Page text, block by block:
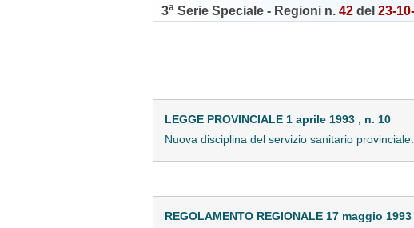
3a Serie Speciale - Regioni n. 42 del 23-
LEGGE PROVINCIALE 1 aprile 1993 , n. 10
Nuova disciplina del servizio sanitario
REGOLAMENTO REGIONALE 17 maggio